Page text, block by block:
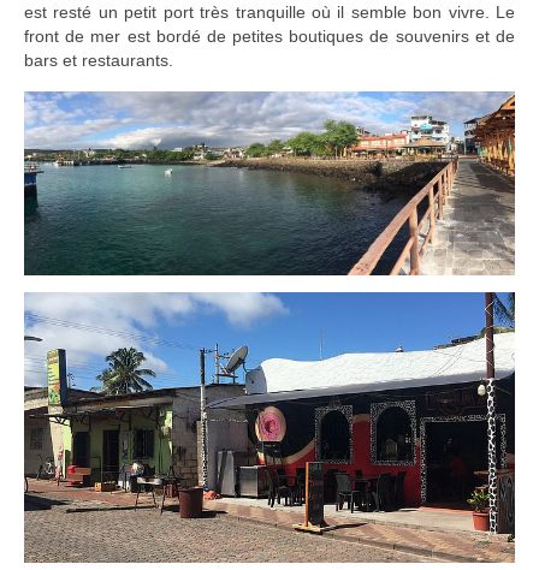
est resté un petit port très tranquille où il semble bon vivre. Le
front de mer est bordé de petites boutiques de souvenirs et de
bars et restaurants.